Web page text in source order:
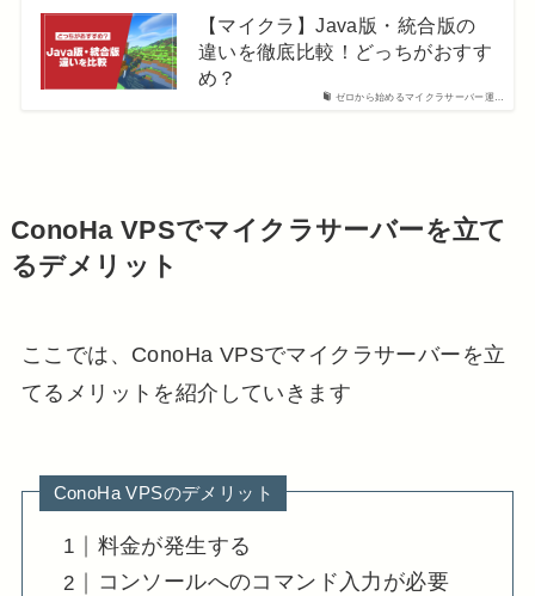
ゼロから始めるマイクラサーバー運…
【マイクラ】Java版・統合版の
違いを徹底比較！どっちがおすす
め？
ConoHa VPSでマイクラサーバーを立て
るデメリット
ここでは、ConoHa VPSでマイクラサーバーを立
てるメリットを紹介していきます
ConoHa VPSのデメリット
料金が発生する
コンソールへのコマンド入力が必要